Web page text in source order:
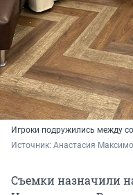
Игроки подружились между
Источник: Анастасия
Съемки назначили